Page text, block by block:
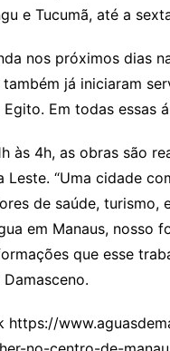
e Tucumã, até a
nos próximos dias
também já iniciaram
Em todas essas
às 4h, as obras são
Leste. “Uma cidade
de saúde,
em Manaus, nosso
que esse
https://